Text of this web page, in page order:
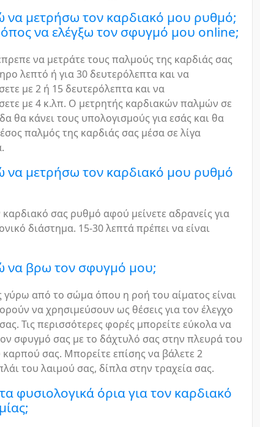
μετρήσω τον καρδιακό μου ρυθμό;
να ελέγξω τον σφυγμό μου online;
να μετράτε τους παλμούς της καρδιάς σας
λεπτό ή για 30 δευτερόλεπτα και να
με 2 ή 15 δευτερόλεπτα και να
με 4 κ.λπ. Ο μετρητής καρδιακών παλμών σε
θα κάνει τους υπολογισμούς για εσάς και θα
παλμός της καρδιάς σας μέσα σε λίγα
μετρήσω τον καρδιακό μου ρυθμό
σας ρυθμό αφού μείνετε αδρανείς για
διάστημα. 15-30 λεπτά πρέπει να είναι
να βρω τον σφυγμό μου;
γύρω από το σώμα όπου η ροή του αίματος είναι
να χρησιμεύσουν ως θέσεις για τον έλεγχο
Τις περισσότερες φορές μπορείτε εύκολα να
σφυγμό σας με το δάχτυλό σας στην πλευρά του
καρπού σας. Μπορείτε επίσης να βάλετε 2
του λαιμού σας, δίπλα στην τραχεία σας.
φυσιολογικά όρια για τον καρδιακό